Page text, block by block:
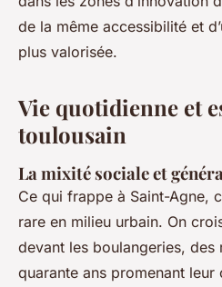
de la même accessibilité et
plus valorisée.
Vie quotidienne et
toulousain
La mixité sociale et
Ce qui frappe à Saint-Agne,
rare en milieu urbain. On
devant les boulangeries, des
quarante ans promenant leur